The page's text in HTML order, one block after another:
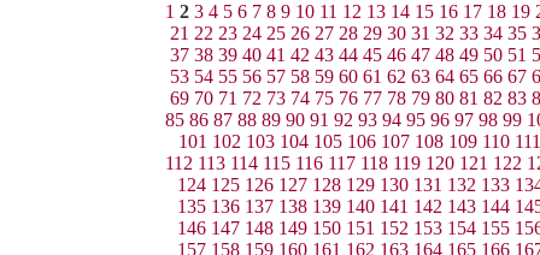
1 2 3 4 5 6 7 8 9 10 11 12 13 14 15 16 17 18 19
21 22 23 24 25 26 27 28 29 30 31 32 33 34 35
37 38 39 40 41 42 43 44 45 46 47 48 49 50 51
53 54 55 56 57 58 59 60 61 62 63 64 65 66 67
69 70 71 72 73 74 75 76 77 78 79 80 81 82 83
85 86 87 88 89 90 91 92 93 94 95 96 97 98 99
101 102 103 104 105 106 107 108 109 110 111
112 113 114 115 116 117 118 119 120 121 122
124 125 126 127 128 129 130 131 132 133
135 136 137 138 139 140 141 142 143 144
146 147 148 149 150 151 152 153 154 155
157 158 159 160 161 162 163 164 165 166